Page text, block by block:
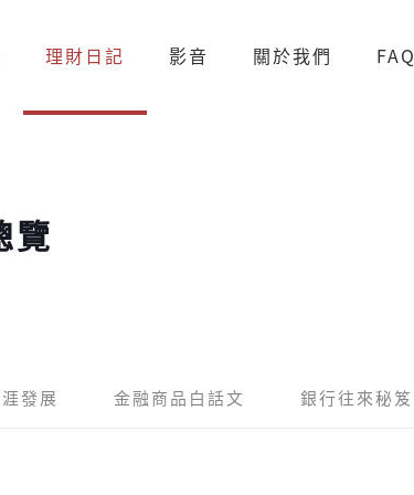
理財日記 影音 關於我們 FAQ
覽
發展 金融商品白話文 銀行往來秘笈